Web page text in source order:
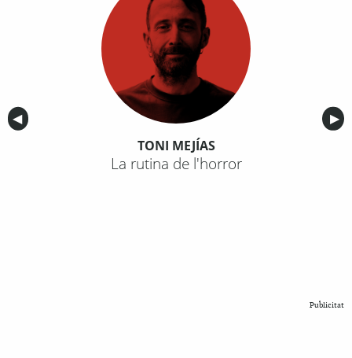
Anterior
◀︎ ▶︎
TONI MEJÍAS
La rutina de l'horror
Publicitat